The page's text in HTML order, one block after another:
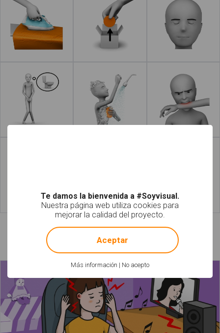
Leer más Leer más
Láminas relacionadas
Te damos la bienvenida a #Soyvisual.
Nuestra página web utiliza cookies para
mejorar la calidad del proyecto.
Más información | No acepto
! Not valid!
Aceptar